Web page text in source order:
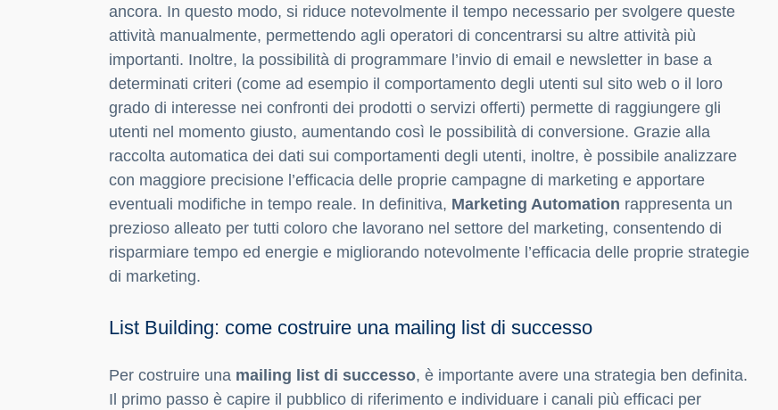
ancora. In questo modo, si riduce notevolmente il tempo necessario per svolgere queste
attività manualmente, permettendo agli operatori di concentrarsi su altre attività più
importanti. Inoltre, la possibilità di programmare l’invio di email e newsletter in base a
determinati criteri (come ad esempio il comportamento degli utenti sul sito web o il loro
grado di interesse nei confronti dei prodotti o servizi offerti) permette di raggiungere gli
utenti nel momento giusto, aumentando così le possibilità di conversione. Grazie alla
raccolta automatica dei dati sui comportamenti degli utenti, inoltre, è possibile analizzare
con maggiore precisione l’efficacia delle proprie campagne di marketing e apportare
eventuali modifiche in tempo reale. In definitiva, Marketing Automation rappresenta un
prezioso alleato per tutti coloro che lavorano nel settore del marketing, consentendo di
risparmiare tempo ed energie e migliorando notevolmente l’efficacia delle proprie strategie
di marketing.
List Building: come costruire una mailing list di successo
Per costruire una mailing list di successo, è importante avere una strategia ben definita.
Il primo passo è capire il pubblico di riferimento e individuare i canali più efficaci per